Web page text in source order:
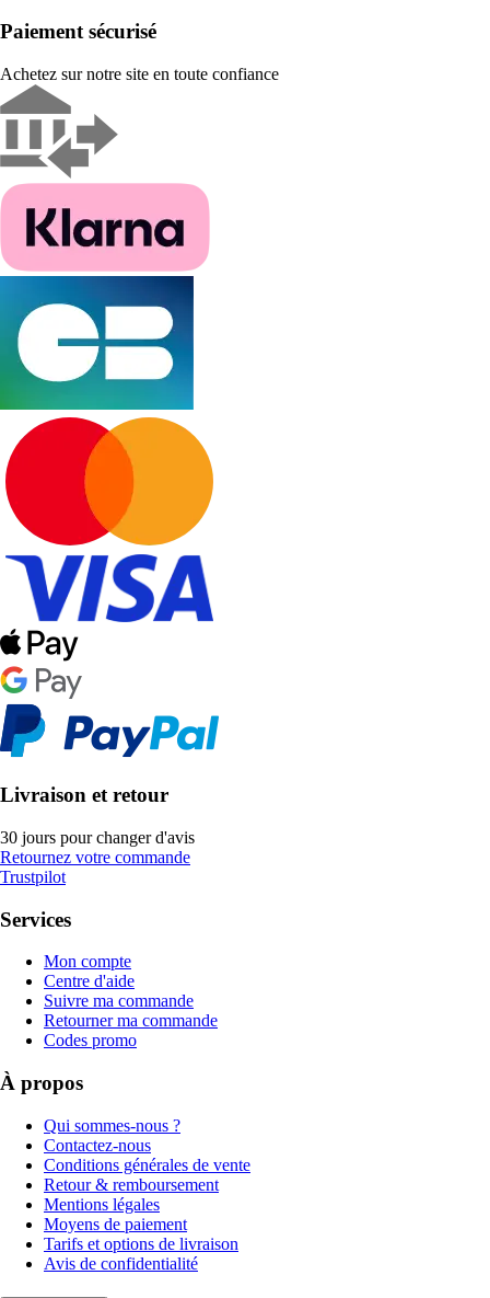
Paiement sécurisé
Achetez sur notre site en toute confiance
Livraison et retour
30 jours pour changer d'avis
Retournez votre commande
Trustpilot
Services
Mon compte
Centre d'aide
Suivre ma commande
Retourner ma commande
Codes promo
À propos
Qui sommes-nous ?
Contactez-nous
Conditions générales de vente
Retour & remboursement
Mentions légales
Moyens de paiement
Tarifs et options de livraison
Avis de confidentialité